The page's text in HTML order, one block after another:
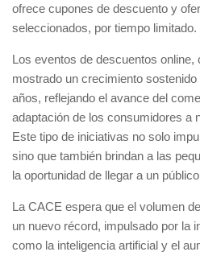
ofrece cupones de descuento y
seleccionados, por tiempo limitado.
Los eventos de descuentos
mostrado un crecimiento
años, reflejando el avance del
adaptación de los consumidores a
Este tipo de iniciativas no solo
sino que también brindan a las
la oportunidad de llegar a un
La CACE espera que el volumen
un nuevo récord, impulsado por la
como la inteligencia artificial y el